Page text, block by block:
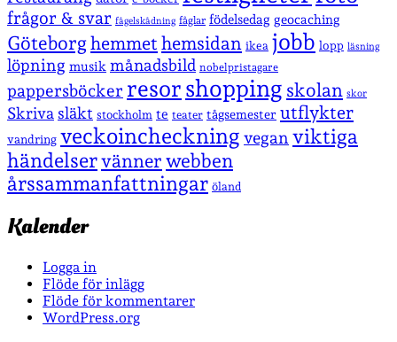
frågor & svar fågelskådning fåglar födelsedag geocaching
Göteborghemmet hemsidan ikea jobb lopp läsning
löpning musik månadsbild nobelpristagare
pappersböcker resor shopping skolan skor
Skriva släkt stockholm te teater tågsemester utflykter
vandring veckoincheckning vegan viktiga
händelservänner webben
årssammanfattningar öland
Kalender
Logga in
Flöde för inlägg
Flöde för kommentarer
WordPress.org